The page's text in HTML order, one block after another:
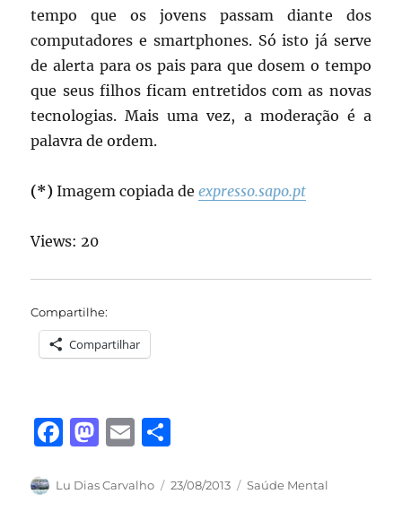
tempo que os jovens passam diante dos
computadores e smartphones. Só isto já serve
de alerta para os pais para que dosem o tempo
que seus filhos ficam entretidos com as novas
tecnologias. Mais uma vez, a moderação é a
palavra de ordem.
(*) Imagem copiada deexpresso.sapo.pt
Views: 20
Compartilhe:
Compartilhar
F
c
M
st
E
ai a
Autor
Lu Dias Carvalho
Publicado
23/08/2013 Categorias
Saúde Mental